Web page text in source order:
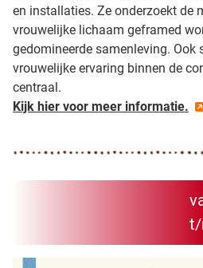
en installaties. Ze onderzoekt de
vrouwelijke lichaam geframed
gedomineerde samenleving. Ook
vrouwelijke ervaring binnen de
centraal.
Kijk hier voor meer informatie.
t/